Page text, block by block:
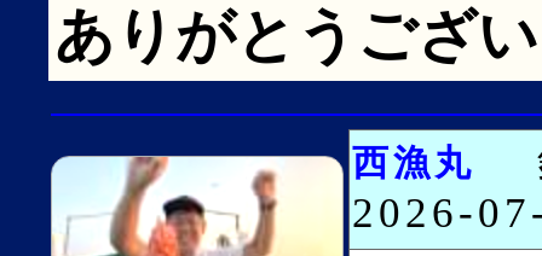
ありがとうござ
西漁丸
2026-